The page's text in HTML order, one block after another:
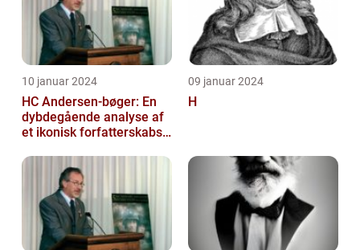
10 januar 2024
HC Andersen-bøger: En
dybdegående analyse af
et ikonisk forfatterskabs
09 januar 2024
H